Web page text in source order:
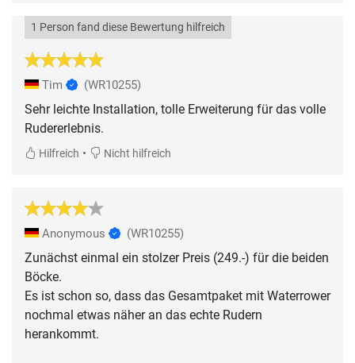
1 Person fand diese Bewertung hilfreich
Tim (WR10255)
Sehr leichte Installation, tolle Erweiterung für das volle
Hilfreich • Nicht hilfreich
Anonymous (WR10255)
Zunächst einmal ein stolzer Preis (249.-) für die beiden
Böcke.
Es ist schon so, dass das Gesamtpaket mit Waterrower
nochmal etwas näher an das echte Rudern
herankommt.